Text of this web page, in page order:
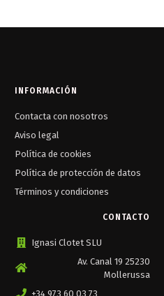
INFORMACIÓN
Contacta con nosotros
Aviso legal
Política de cookies
Política de protección de datos
Términos y condiciones
CONTACTO
Ignasi Clotet SLU
Av. Canal 19 25230
Mollerussa
+34 973 60 03 73